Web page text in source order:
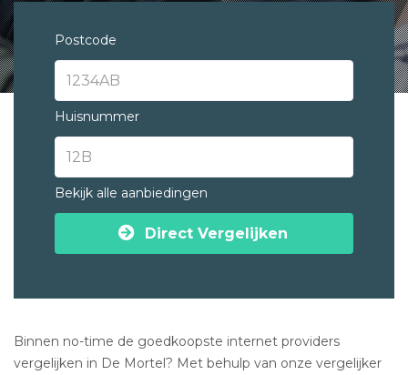
Postcode
Huisnummer
Bekijk alle aanbiedingen
Direct Vergelijken
Binnen no-time de goedkoopste internet providers
vergelijken in De Mortel? Met behulp van onze vergelijker